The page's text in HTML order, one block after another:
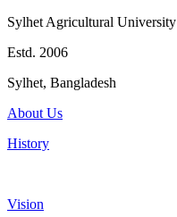
Sylhet Agricultural University
Estd. 2006
Sylhet, Bangladesh
About Us
History
Vision